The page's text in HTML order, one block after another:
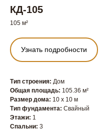
КД-105
105 м²
Узнать подробности
Тип строения: Дом
Общая площадь: 105.36 м²
Размер дома: 10 x 10 м
Тип фундамента: Свайный
Этажи: 1
Спальни: 3